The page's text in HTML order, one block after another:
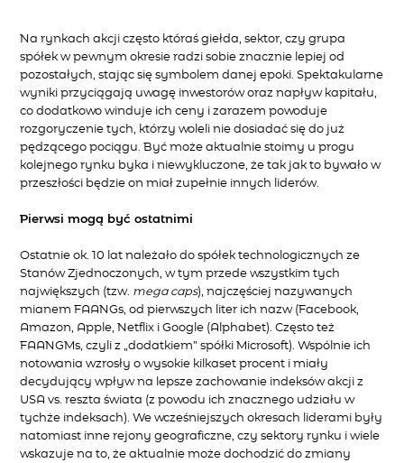
Na rynkach akcji często któraś giełda, sektor, czy grupa
spółek w pewnym okresie radzi sobie znacznie lepiej od
pozostałych, stając się symbolem danej epoki. Spektakularne
wyniki przyciągają uwagę inwestorów oraz napływ kapitału,
co dodatkowo winduje ich ceny i zarazem powoduje
rozgoryczenie tych, którzy woleli nie dosiadać się do już
pędzącego pociągu. Być może aktualnie stoimy u progu
kolejnego rynku byka i niewykluczone, że tak jak to bywało w
przeszłości będzie on miał zupełnie innych liderów.
Pierwsi mogą być ostatnimi
Ostatnie ok. 10 lat należało do spółek technologicznych ze
Stanów Zjednoczonych, w tym przede wszystkim tych
największych (tzw. mega caps), najczęściej nazywanych
mianem FAANGs, od pierwszych liter ich nazw (Facebook,
Amazon, Apple, Netflix i Google (Alphabet). Często też
FAANGMs, czyli z „dodatkiem” spółki Microsoft). Wspólnie ich
notowania wzrosły o wysokie kilkaset procent i miały
decydujący wpływ na lepsze zachowanie indeksów akcji z
USA vs. reszta świata (z powodu ich znacznego udziału w
tychże indeksach). We wcześniejszych okresach liderami były
natomiast inne rejony geograficzne, czy sektory rynku i wiele
wskazuje na to, że aktualnie może dochodzić do zmiany